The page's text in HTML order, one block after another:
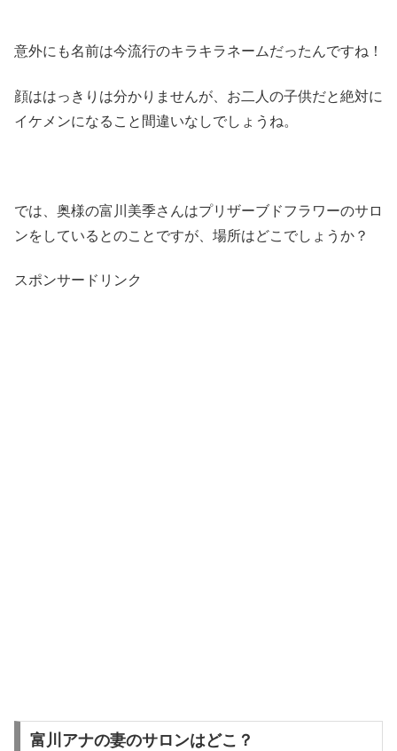
意外にも名前は今流行のキラキラネームだったんですね！
顔ははっきりは分かりませんが、お二人の子供だと絶対に
イケメンになること間違いなしでしょうね。
では、奥様の富川美季さんはプリザーブドフラワーのサロ
ンをしているとのことですが、場所はどこでしょうか？
スポンサードリンク
富川アナの妻のサロンはどこ？